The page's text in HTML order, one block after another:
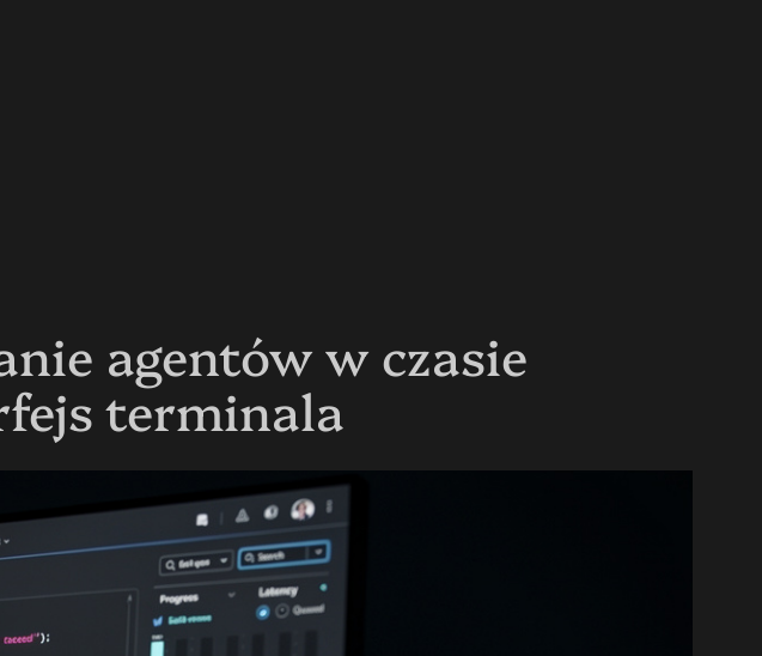
agentów w czasie
terminala